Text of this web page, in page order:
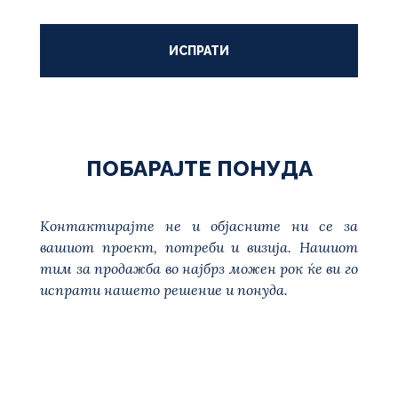
ИСПРАТИ
ПОБАРАЈТЕ ПОНУДА
Контактирајте не и објасните ни се за
вашиот проект, потреби и визија. Нашиот
тим за продажба во најбрз можен рок ќе ви го
испрати нашето решение и понуда.